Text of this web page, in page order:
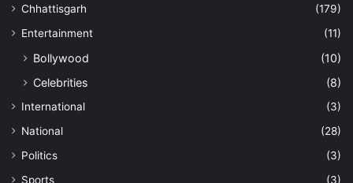
Chhattisgarh
(179)
Entertainment
(11)
Bollywood
(10)
Celebrities
(8)
International
(3)
National
(28)
Politics
(3)
Sports
(3)